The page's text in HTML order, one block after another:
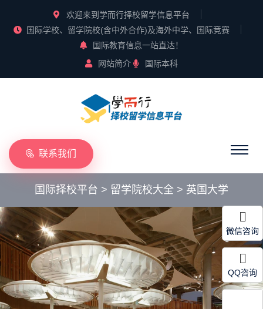
欢迎来到学而行择校留学信息平台
国际学校、留学院校(含中外合作)及海外中学、国际竞赛
国际教育信息一站直达！
网站简介
国际本科
联系我们
国际择校平台 > 留学院校大全 > 英国大学
微信咨询
QQ咨询